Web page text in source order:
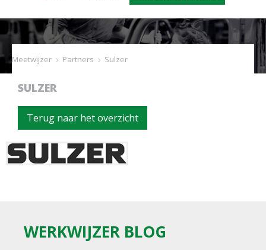
Meetwijzer > Partners > Sulzer
SULZER
Terug naar het overzicht
WERKWIJZER BLOG